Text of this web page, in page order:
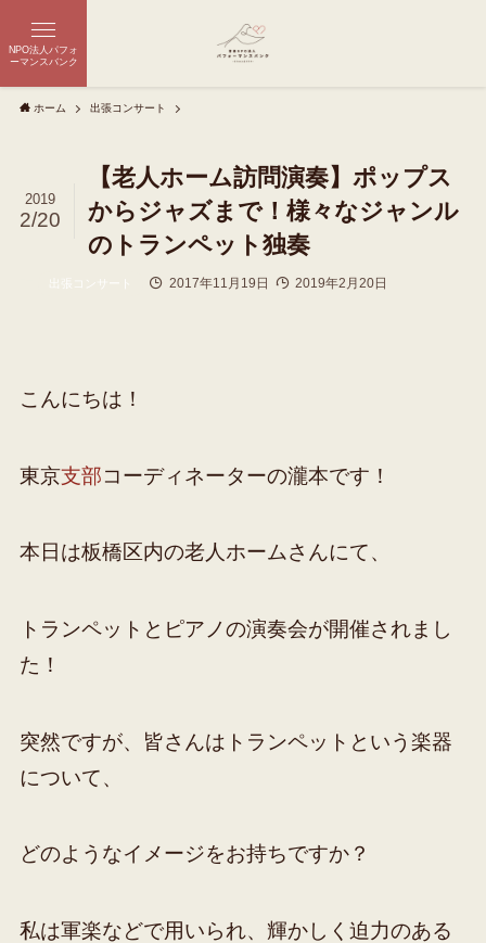
NPO法人パフォ
ーマンスバンク
ホーム 出張コンサート
【老人ホーム訪問演奏】ポップス
からジャズまで！様々なジャンル
のトランペット独奏
2019
2/20
出張コンサート 2017年11月19日 2019年2月20日
こんにちは！
東京支部コーディネーターの瀧本です！
本日は板橋区内の老人ホームさんにて、
トランペットとピアノの演奏会が開催されまし
た！
突然ですが、皆さんはトランペットという楽器
について、
どのようなイメージをお持ちですか？
私は軍楽などで用いられ、輝かしく迫力のある